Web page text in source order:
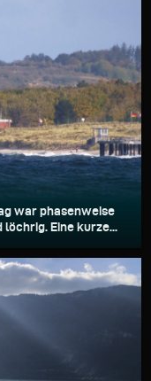
war phasenweise
Eine kurze...